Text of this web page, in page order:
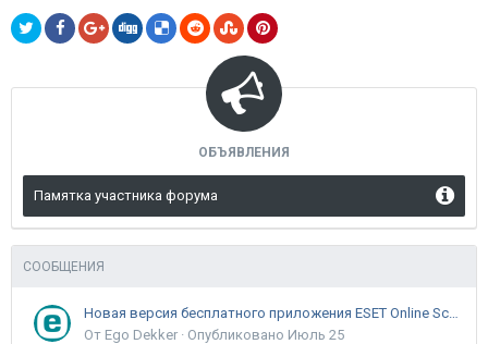
ОБЪЯВЛЕНИЯ
Памятка участника форума
СООБЩЕНИЯ
Новая версия бесплатного приложения ESET Online Scanner доступна пользователям
От Ego Dekker · Опубликовано Июль 25